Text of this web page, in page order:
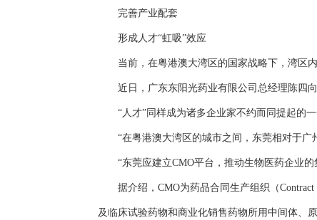
完善产业配套
形成人才“虹吸”效应
当前，在粤港澳大湾区的国家战略下，湾区内
近日，广东东阳光药业有限公司总经理陈四向
“人才”同样成为诸多企业家不约而同提起的一
“在粤港澳大湾区的城市之间，东莞相对于广
“东莞应建立CMO平台，推动生物医药企业的
据介绍，CMO为药品合同生产组织（Contract
及临床试验药物和商业化销售药物所用中间体、